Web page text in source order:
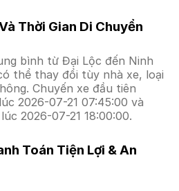
Thời Gian Di Chuyển
bình từ Đại Lộc đến Ninh
thể thay đổi tùy nhà xe, loại
Chuyến xe đầu tiên
2026-07-21 07:45:00 và
2026-07-21 18:00:00.
Toán Tiện Lợi & An